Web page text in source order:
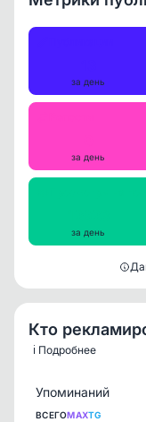
за день
за день
за день
Кто
ℹ️ Подробнее
Упоминаний
ВСЕГОMAXTG